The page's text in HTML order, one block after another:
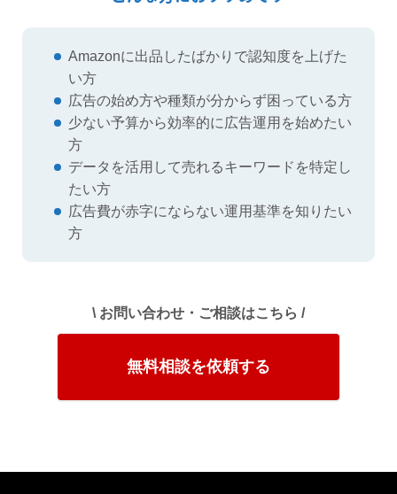
Amazonに出品したばかりで認知度を上げた
い方
広告の始め方や種類が分からず困っている方
少ない予算から効率的に広告運用を始めたい
方
データを活用して売れるキーワードを特定し
たい方
広告費が赤字にならない運用基準を知りたい
方
\ お問い合わせ・ご相談はこちら /
無料相談を依頼する